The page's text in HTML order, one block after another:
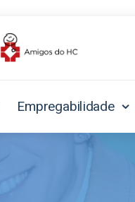
Empregabilidade